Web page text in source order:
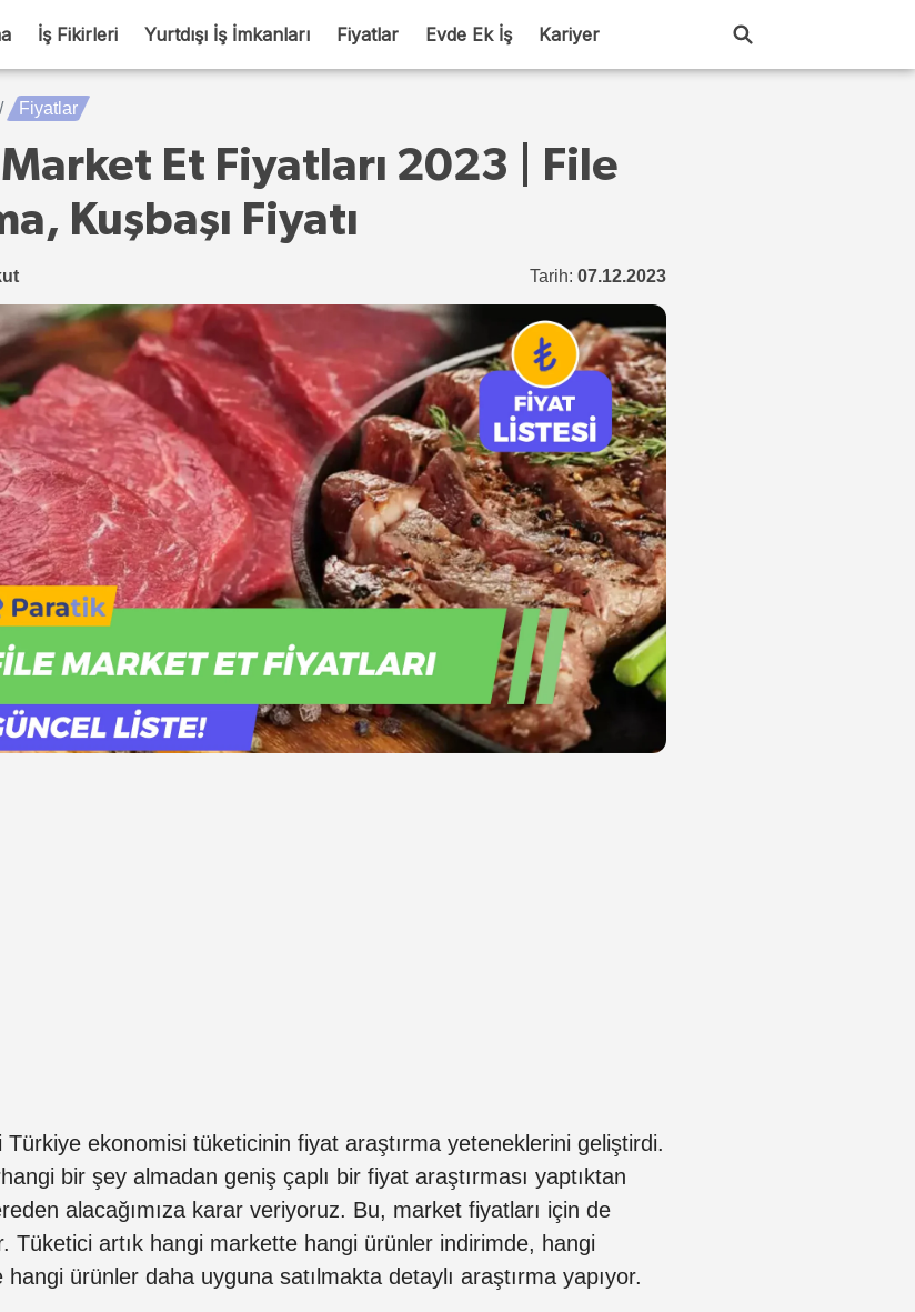
İş Fikirleri Yurtdışı İş İmkanları Fiyatlar Evde Ek İş Kariyer
Fiyatlar
Market Et Fiyatları 2023 | File
Kuşbaşı Fiyatı
Tarih: 07.12.2023
Türkiye ekonomisi tüketicinin fiyat araştırma yeteneklerini geliştirdi.
bir şey almadan geniş çaplı bir fiyat araştırması yaptıktan
alacağımıza karar veriyoruz. Bu, market fiyatları için de
Tüketici artık hangi markette hangi ürünler indirimde, hangi
hangi ürünler daha uyguna satılmakta detaylı araştırma yapıyor.